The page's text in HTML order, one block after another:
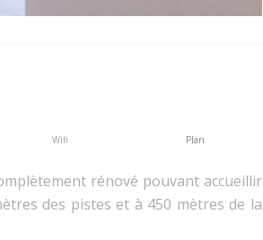
Wifi Plan
rénové pouvant accueillir
des pistes et à 450 mètres de la